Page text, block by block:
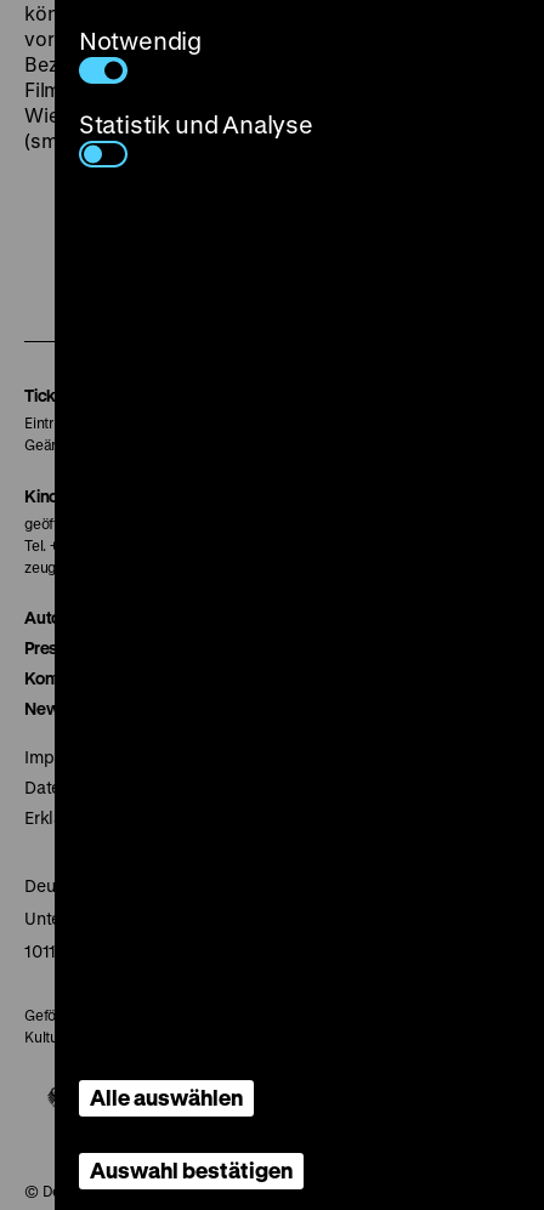
könnte angesichts dieses Films vor Neid erblassen,
vor allem, wenn man bedenkt, wie wenig in dieser
Beziehung für die Reichshauptstadt getan wird. (...) Der
Film ist mit Schmiß und Grazie gemacht. Er stellt ein
Wien dar, wie es gern sein möchte, aber nicht ist.“
(smf)
Tickets
Eintritt 5 €
Geänderte Preise sind im Programm vermerkt.
Kinokasse
geöffnet 30 Minuten vor Beginn der ersten Vorstellung
Tel. + 49 30 20304-770
zeughauskino@dhm.de
Autor*innen
Presse
Kontakt
Newsletter
Impressum
Datenschutz
Erklärung digitale Barrierefreiheit
Deutsches Historisches Museum
Unter den Linden 2
10117 Berlin
Gefördert mit Mitteln des Beauftragten der Bundesregierung für
Kultur und Medien
© Deutsches Historisches Museum, 2026
Notwendig
Statistik und Analyse
Alle auswählen
Auswahl bestätigen